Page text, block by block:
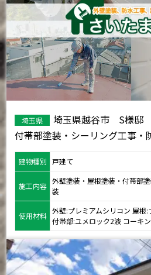
埼玉県
埼玉県越谷市 S様邸
付帯部塗装・シーリング工事・
建物種別 戸建て
施工内容
外壁塗装・屋根塗装・付帯部
装
使用材料
外壁:プレミアムシリコン 屋根
付帯部:ユメロック2液 コーキ